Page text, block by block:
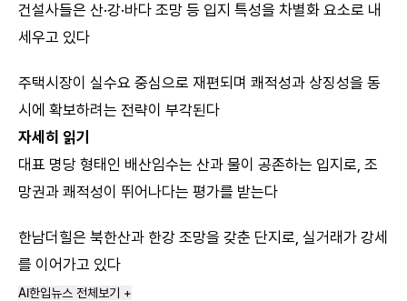
건설사들은 산·강·바다 조망 등 입지 특성을 차별화 요소로 내
세우고 있다
주택시장이 실수요 중심으로 재편되며 쾌적성과 상징성을 동
시에 확보하려는 전략이 부각된다
자세히 읽기
대표 명당 형태인 배산임수는 산과 물이 공존하는 입지로, 조
망권과 쾌적성이 뛰어나다는 평가를 받는다
한남더힐은 북한산과 한강 조망을 갖춘 단지로, 실거래가 강세
를 이어가고 있다
AI한입뉴스 전체보기 +